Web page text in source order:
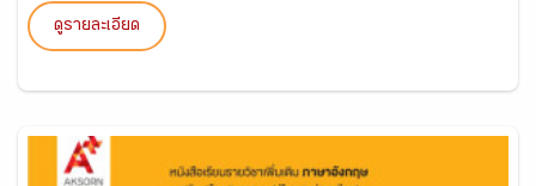
ดูรายละเอียด